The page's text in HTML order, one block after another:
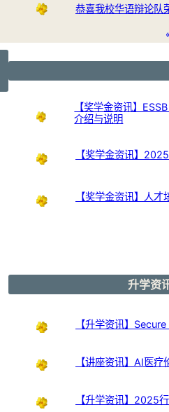
恭喜我校华语辩论队
【奖学金资讯】
介绍与说明
【奖学金资讯】
【奖学金资讯】人
升学资
【升学资讯】
【讲座资讯】AI医
【升学资讯】2025